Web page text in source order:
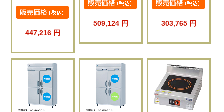
447,216 円
509,124 円 303,765 円